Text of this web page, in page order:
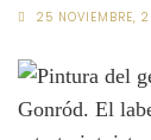
25 NOVIEMBRE,